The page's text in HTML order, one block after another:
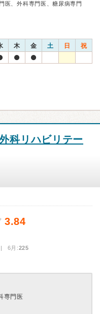
医、外科専門医、糖尿病専門
木 金 土 日 祝
科リハビリテー
3.84
6月:225
専門医